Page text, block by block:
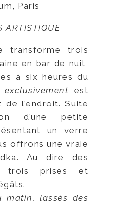
Paris
ARTISTIQUE
transforme trois
en bar de nuit,
à six heures du
exclusivement est
l’endroit. Suite
d’une petite
un verre
offrons une vraie
Au dire des
trois prises et
matin, lassés des